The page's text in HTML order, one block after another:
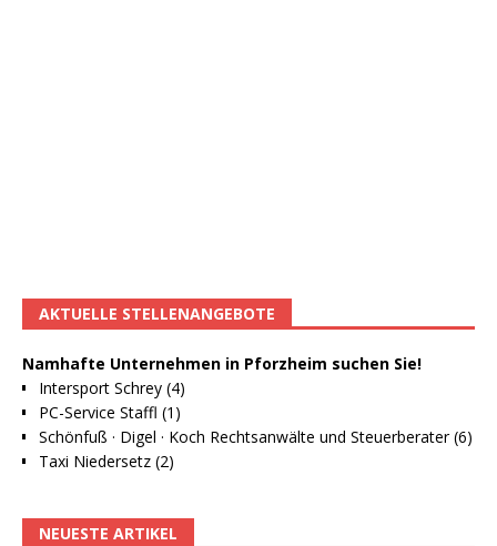
AKTUELLE STELLENANGEBOTE
Namhafte Unternehmen in Pforzheim suchen Sie!
Intersport Schrey (4)
PC-Service Staffl (1)
Schönfuß · Digel · Koch Rechtsanwälte und Steuerberater (6)
Taxi Niedersetz (2)
NEUESTE ARTIKEL